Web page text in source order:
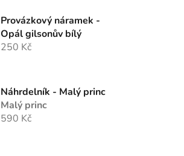
Provázkový náramek -
Opál gilsonův bílý
250 Kč
Náhrdelník - Malý princ
Malý princ
590 Kč